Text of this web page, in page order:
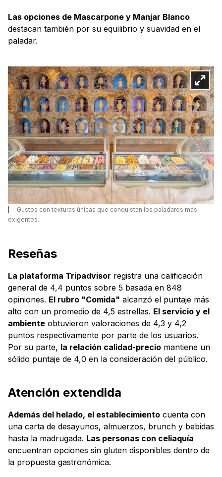
Las opciones de Mascarpone y Manjar Blanco
destacan también por su equilibrio y suavidad en el
paladar.
Gustos con texturas únicas que conquistan los paladares más
exigentes.
Reseñas
La plataforma Tripadvisor registra una calificación
general de 4,4 puntos sobre 5 basada en 848
opiniones. El rubro "Comida" alcanzó el puntaje más
alto con un promedio de 4,5 estrellas. El servicio y el
ambiente obtuvieron valoraciones de 4,3 y 4,2
puntos respectivamente por parte de los usuarios.
Por su parte, la relación calidad-precio mantiene un
sólido puntaje de 4,0 en la consideración del público.
Atención extendida
Además del helado, el establecimiento cuenta con
una carta de desayunos, almuerzos, brunch y bebidas
hasta la madrugada. Las personas con celiaquía
encuentran opciones sin gluten disponibles dentro de
la propuesta gastronómica.